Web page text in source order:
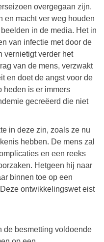
overgegaan zijn.
en macht ver weg houden
in de media. Het in
van infectie met door de
vernietigt verder het
van de mens, verzwakt
en doet de angst voor de
heden is er immers
gecreëerd die niet
in deze zin, zoals ze nu
hebben. De mens zal
en een reeks
Hetgeen hij naar
binnen toe op een
ontwikkelingswet eist
de besmetting voldoende